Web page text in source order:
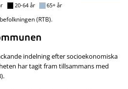
20-64 år 65+ år
(RTB).
indelning efter socioekonomiska
har tagit fram tillsammans med